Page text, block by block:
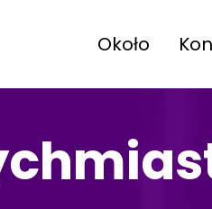
Około